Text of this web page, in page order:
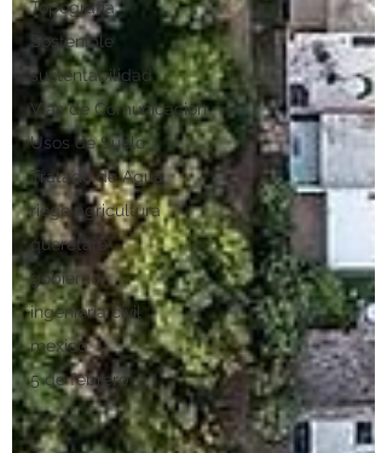
Topografía
Sostenible
sustentabilidad
Vías de Comunicación
Usos de Suelo
Tratado de Agua
riego agricultura
queretaro
gobierno
ingenieria civil
mexico
5 de febrero